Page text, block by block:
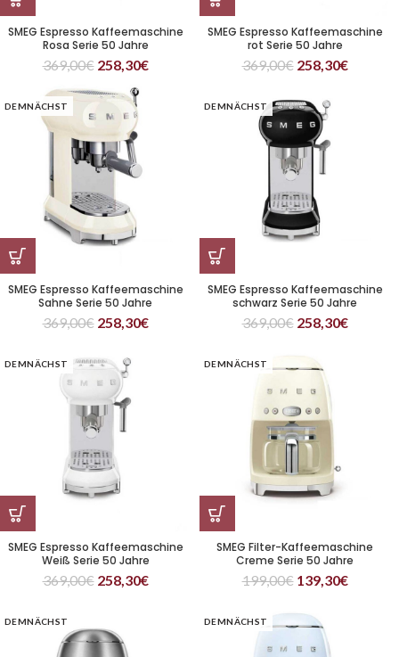
SMEG Espresso Kaffeemaschine
Rosa Serie 50 Jahre
369,00€ 258,30€
SMEG Espresso Kaffeemaschine
rot Serie 50 Jahre
369,00€ 258,30€
DEMNÄCHST
SMEG Espresso Kaffeemaschine
Sahne Serie 50 Jahre
369,00€ 258,30€
DEMNÄCHST
SMEG Espresso Kaffeemaschine
schwarz Serie 50 Jahre
369,00€ 258,30€
DEMNÄCHST
SMEG Espresso Kaffeemaschine
Weiß Serie 50 Jahre
369,00€ 258,30€
DEMNÄCHST
SMEG Filter-Kaffeemaschine
Creme Serie 50 Jahre
199,00€ 139,30€
DEMNÄCHST DEMNÄCHST